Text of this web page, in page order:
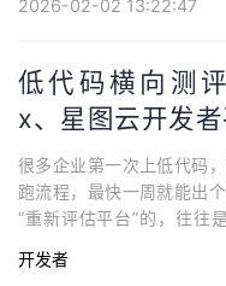
2026-02-02 13:22:47
低代码横向测
x、星图云开发
辑编排上差别在
很多企业第一次上低代码
跑流程，最快一周就能出
“重新评估平台”的，往往
改三天还不敢上线”。所以
开发者